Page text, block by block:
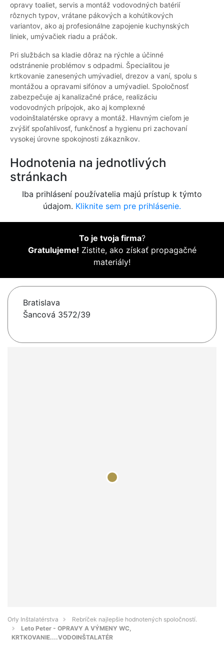
opravy toaliet, servis a montáž vodovodných batérií
rôznych typov, vrátane pákových a kohútikových
variantov, ako aj profesionálne zapojenie kuchynských
liniek, umývačiek riadu a práčok.
Pri službách sa kladie dôraz na rýchle a účinné
odstránenie problémov s odpadmi. Špecialitou je
krtkovanie zanesených umývadiel, drezov a vaní, spolu s
montážou a opravami sifónov a umývadiel. Spoločnosť
zabezpečuje aj kanalizačné práce, realizáciu
vodovodných prípojok, ako aj komplexné
vodoinštalatérske opravy a montáž. Hlavným cieľom je
zvýšiť spoľahlivosť, funkčnosť a hygienu pri zachovaní
vysokej úrovne spokojnosti zákazníkov.
Hodnotenia na jednotlivých
stránkach
Iba prihlásení používatelia majú prístup k týmto
údajom. Kliknite sem pre prihlásenie.
To je tvoja firma?
Gratulujeme! Zistite, ako získať propagačné
materiály!
Bratislava
Šancová 3572/39
Orly Inštalatérstva
Rebríček najlepšie hodnotených spoločností.
Leto Peter - OPRAVY A VÝMENY WC,
KRTKOVANIE....VODOINŠTALATÉR